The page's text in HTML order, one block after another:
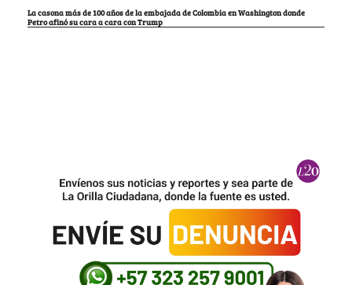
La casona más de 100 años de la embajada de Colombia en Washington donde
Petro afinó su cara a cara con Trump